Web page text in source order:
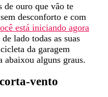
de ouro que vão te
desconforto e com
está iniciando agora
lado todas as suas
da garagem
abaixou alguns graus.
vento